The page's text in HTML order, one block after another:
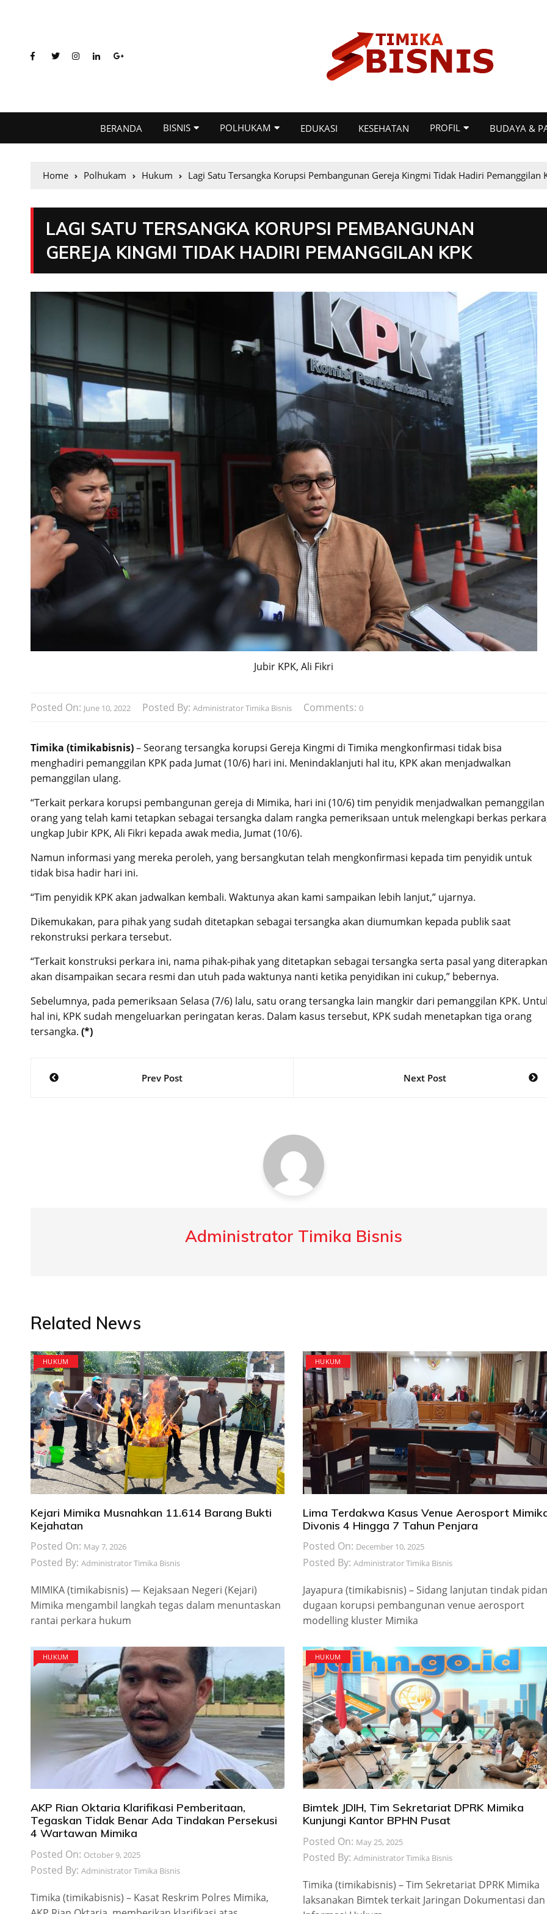
BERANDA BISNIS POLHUKAM EDUKASI KESEHATAN PROFIL BUDAYA &
Home Polhukam Hukum Lagi Satu Tersangka Korupsi Pembangunan Gereja Kingmi Tidak Hadiri Pemanggilan
LAGI SATU TERSANGKA KORUPSI PEMBANGUNAN
GEREJA KINGMI TIDAK HADIRI PEMANGGILAN KPK
Jubir KPK, Ali Fikri
Posted On: June 10, 2022 Posted By: Administrator Timika Bisnis Comments: 0
Timika (timikabisnis)– Seorang tersangka korupsi Gereja Kingmi di Timika mengkonfirmasi tidak bisa
menghadiri pemanggilan KPK pada Jumat (10/6) hari ini. Menindaklanjuti hal itu, KPK akan menjadwalkan
pemanggilan ulang.
“Terkait perkara korupsi pembangunan gereja di Mimika, hari ini (10/6) tim penyidik menjadwalkan pemanggilan
orang yang telah kami tetapkan sebagai tersangka dalam rangka pemeriksaan untuk melengkapi berkas
ungkap Jubir KPK, Ali Fikri kepada awak media, Jumat (10/6).
Namun informasi yang mereka peroleh, yang bersangkutan telah mengkonfirmasi kepada tim penyidik untuk
tidak bisa hadir hari ini.
“Tim penyidik KPK akan jadwalkan kembali. Waktunya akan kami sampaikan lebih lanjut,” ujarnya.
Dikemukakan, para pihak yang sudah ditetapkan sebagai tersangka akan diumumkan kepada publik saat
rekonstruksi perkara tersebut.
“Terkait konstruksi perkara ini, nama pihak-pihak yang ditetapkan sebagai tersangka serta pasal yang diterapkan
akan disampaikan secara resmi dan utuh pada waktunya nanti ketika penyidikan ini cukup,” bebernya.
Sebelumnya, pada pemeriksaan Selasa (7/6) lalu, satu orang tersangka lain mangkir dari pemanggilan KPK.
hal ini, KPK sudah mengeluarkan peringatan keras. Dalam kasus tersebut, KPK sudah menetapkan tiga orang
tersangka. (*)
Post
Prev Post Next Post
Administrator Timika Bisnis
Related News
HUKUM
Kejari Mimika Musnahkan 11.614 Barang Bukti
Kejahatan
Posted On: May 7, 2026
Posted By: Administrator Timika Bisnis
​MIMIKA (timikabisnis) — Kejaksaan Negeri (Kejari)
Mimika mengambil langkah tegas dalam menuntaskan
rantai perkara hukum
HUKUM
Lima Terdakwa Kasus Venue Aerosport
Divonis 4 Hingga 7 Tahun Penjara
Posted On: December 10, 2025
Posted By: Administrator Timika Bisnis
Jayapura (timikabisnis) – Sidang lanjutan tindak
dugaan korupsi pembangunan venue aerosport
modelling kluster Mimika
HUKUM
AKP Rian Oktaria Klarifikasi Pemberitaan,
Tegaskan Tidak Benar Ada Tindakan Persekusi
4 Wartawan Mimika
Posted On: October 9, 2025
Posted By: Administrator Timika Bisnis
Timika (timikabisnis) – Kasat Reskrim Polres Mimika,
HUKUM
Bimtek JDIH, Tim Sekretariat DPRK Mimika
Kunjungi Kantor BPHN Pusat
Posted On: May 25, 2025
Posted By: Administrator Timika Bisnis
Timika (timikabisnis) – Tim Sekretariat DPRK Mimika
laksanakan Bimtek terkait Jaringan Dokumentasi dan